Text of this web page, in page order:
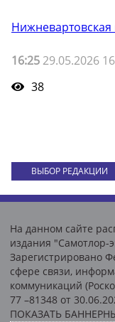
Нижневартовская
16:25 29.05.2026
38
ВЫБОР РЕДАКЦИИ
На данном сайте
издания "Самотлор-
Зарегистрировано
сфере связи,
коммуникаций
77 –81348 от
ПОКАЗАТЬ